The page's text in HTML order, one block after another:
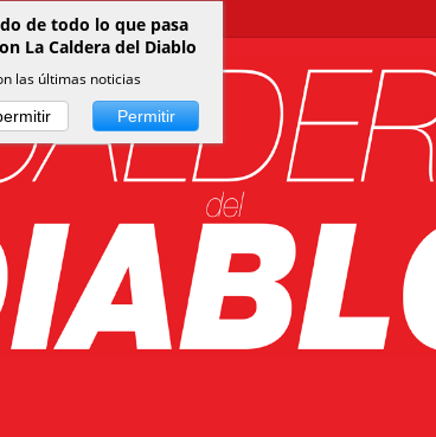
de todo lo que pasa
La Caldera del Diablo
las últimas noticias
Permitir